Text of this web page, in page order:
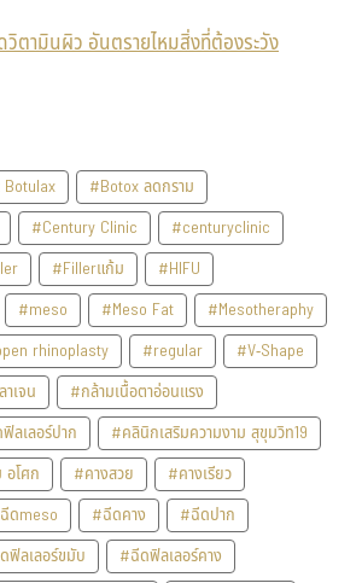
วิตามินผิว อันตรายไหมสิ่งที่ต้องระวัง
#Botox ลดกราม
#Century Clinic
#centuryclinic
#Fillerแก้ม
#HIFU
#meso #Meso Fat
#Mesotheraphy
rhinoplasty #regular
#V-Shape
เจน
#กล้ามเนื้อตาอ่อนแรง
ลเลอร์ปาก
#คลินิกเสริมความงาม สุขุมวิท19
อโศก
#คางสวย
#คางเรียว
ดmeso #ฉีดคาง
#ฉีดปาก
ฟิลเลอร์ขมับ
#ฉีดฟิลเลอร์คาง